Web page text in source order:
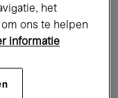
Global Music
het
ons te helpen
informatie